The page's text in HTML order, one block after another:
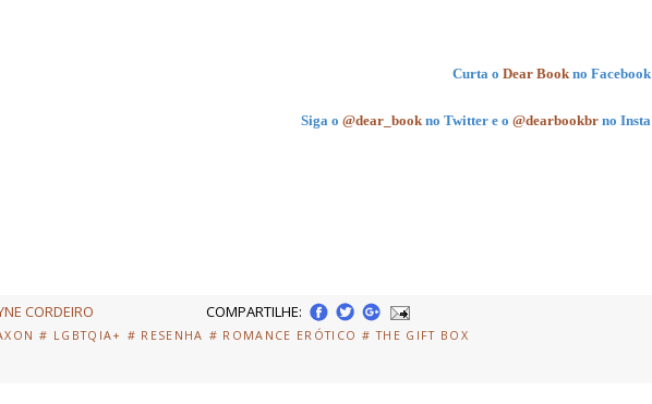
Curta oDear Book no Facebook
Siga o@dear_book no Twitter e o@dearbookbr no Insta
CORDEIRO
COMPARTILHE:
# LGBTQIA+ # RESENHA # ROMANCE ERÓTICO # THE GIFT BOX